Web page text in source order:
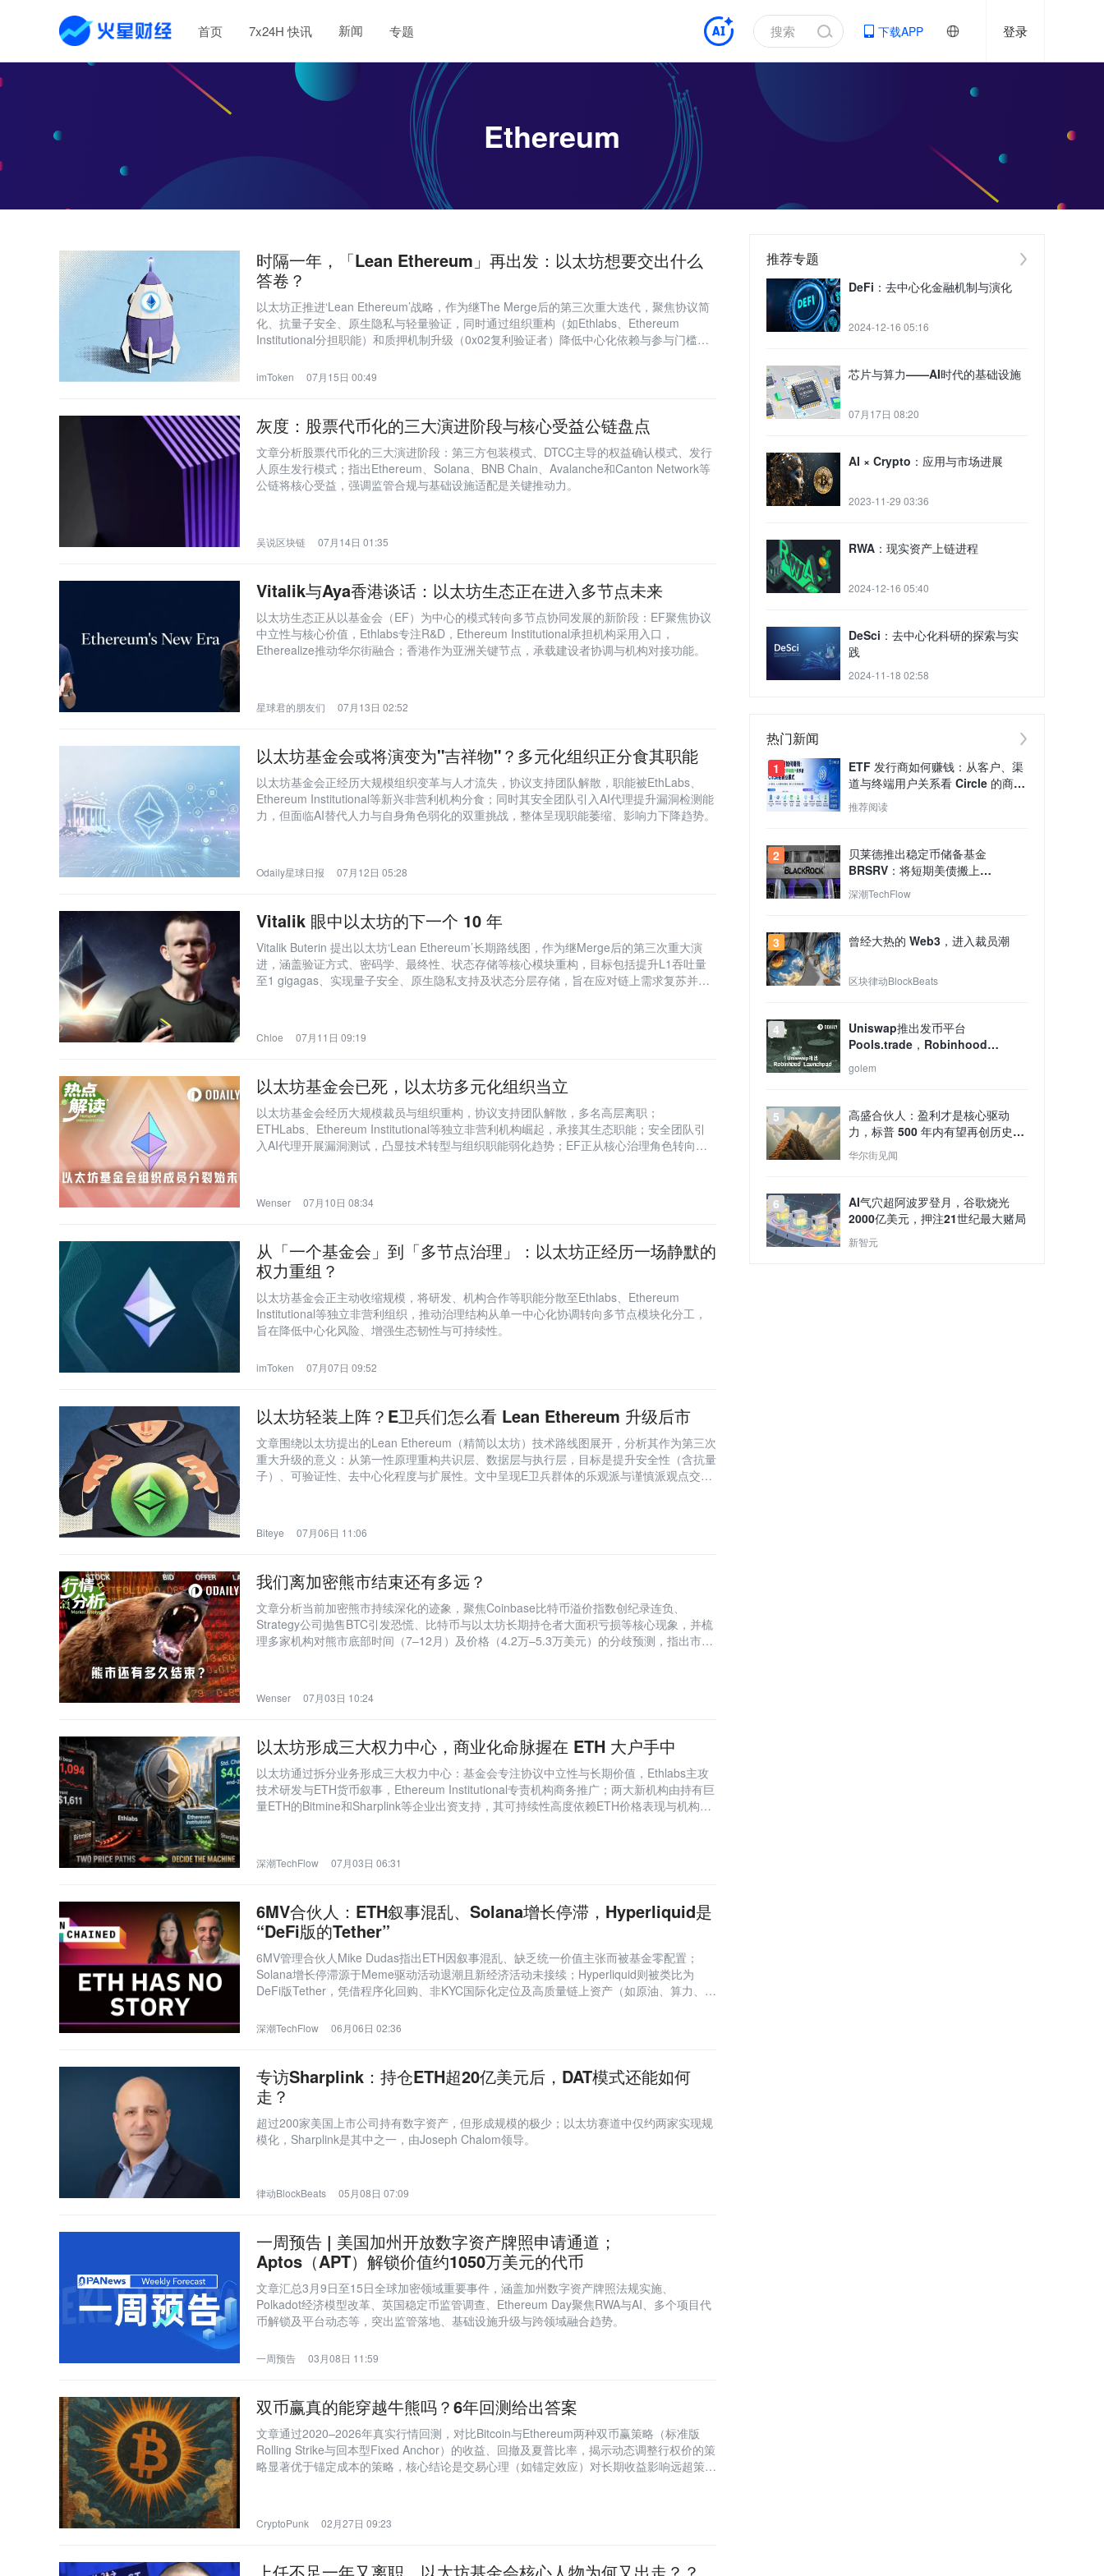
首页 7x24H 快讯 新闻 专题 下载APP 登录
Ethereum
时隔一年，「Lean Ethereum」再出发：以太坊想要交出什么
答卷？
以太坊正推进‘Lean Ethereum’战略，作为继The Merge后的第三次重大迭代，聚焦协议简
化、抗量子安全、原生隐私与轻量验证，同时通过组织重构（如Ethlabs、Ethereum
Institutional分担职能）和质押机制升级（0x02复利验证者）降低中心化依赖与参与门槛，
imToken 07月15日 00:49
灰度：股票代币化的三大演进阶段与核心受益公链盘点
文章分析股票代币化的三大演进阶段：第三方包装模式、DTCC主导的权益确认模式、发行
人原生发行模式；指出Ethereum、Solana、BNB Chain、Avalanche和Canton Network等
公链将核心受益，强调监管合规与基础设施适配是关键推动力。
吴说区块链 07月14日 01:35
Vitalik与Aya香港谈话：以太坊生态正在进入多节点未来
以太坊生态正从以基金会（EF）为中心的模式转向多节点协同发展的新阶段：EF聚焦协议
中立性与核心价值，Ethlabs专注R&D，Ethereum Institutional承担机构采用入口，
Etherealize推动华尔街融合；香港作为亚洲关键节点，承载建设者协调与机构对接功能。
星球君的朋友们 07月13日 02:52
以太坊基金会或将演变为"吉祥物"？多元化组织正分食其职能
以太坊基金会正经历大规模组织变革与人才流失，协议支持团队解散，职能被EthLabs、
Ethereum Institutional等新兴非营利机构分食；同时其安全团队引入AI代理提升漏洞检测能
力，但面临AI替代人力与自身角色弱化的双重挑战，整体呈现职能萎缩、影响力下降趋势。
Odaily星球日报 07月12日 05:28
Vitalik 眼中以太坊的下一个 10 年
Vitalik Buterin 提出以太坊‘Lean Ethereum’长期路线图，作为继Merge后的第三次重大演
进，涵盖验证方式、密码学、最终性、状态存储等核心模块重构，目标包括提升L1吞吐量
至1 gigagas、实现量子安全、原生隐私支持及状态分层存储，旨在应对链上需求复苏并重
Chloe 07月11日 09:19
以太坊基金会已死，以太坊多元化组织当立
以太坊基金会经历大规模裁员与组织重构，协议支持团队解散，多名高层离职；
ETHLabs、Ethereum Institutional等独立非营利机构崛起，承接其生态职能；安全团队引
入AI代理开展漏洞测试，凸显技术转型与组织职能弱化趋势；EF正从核心治理角色转向象
Wenser 07月10日 08:34
从「一个基金会」到「多节点治理」：以太坊正经历一场静默的
权力重组？
以太坊基金会正主动收缩规模，将研发、机构合作等职能分散至Ethlabs、Ethereum
Institutional等独立非营利组织，推动治理结构从单一中心化协调转向多节点模块化分工，
旨在降低中心化风险、增强生态韧性与可持续性。
imToken 07月07日 09:52
以太坊轻装上阵？E卫兵们怎么看 Lean Ethereum 升级后市
文章围绕以太坊提出的Lean Ethereum（精简以太坊）技术路线图展开，分析其作为第三次
重大升级的意义：从第一性原理重构共识层、数据层与执行层，目标是提升安全性（含抗量
子）、可验证性、去中心化程度与扩展性。文中呈现E卫兵群体的乐观派与谨慎派观点交锋
Biteye 07月06日 11:06
我们离加密熊市结束还有多远？
文章分析当前加密熊市持续深化的迹象，聚焦Coinbase比特币溢价指数创纪录连负、
Strategy公司抛售BTC引发恐慌、比特币与以太坊长期持仓者大面积亏损等核心现象，并梳
理多家机构对熊市底部时间（7–12月）及价格（4.2万–5.3万美元）的分歧预测，指出市场
Wenser 07月03日 10:24
以太坊形成三大权力中心，商业化命脉握在 ETH 大户手中
以太坊通过拆分业务形成三大权力中心：基金会专注协议中立性与长期价值，Ethlabs主攻
技术研发与ETH货币叙事，Ethereum Institutional专责机构商务推广；两大新机构由持有巨
量ETH的Bitmine和Sharplink等企业出资支持，其可持续性高度依赖ETH价格表现与机构资
深潮TechFlow 07月03日 06:31
6MV合伙人：ETH叙事混乱、Solana增长停滞，Hyperliquid是
“DeFi版的Tether”
6MV管理合伙人Mike Dudas指出ETH因叙事混乱、缺乏统一价值主张而被基金零配置；
Solana增长停滞源于Meme驱动活动退潮且新经济活动未接续；Hyperliquid则被类比为
DeFi版Tether，凭借程序化回购、非KYC国际化定位及高质量链上资产（如原油、算力、
深潮TechFlow 06月06日 02:36
专访Sharplink：持仓ETH超20亿美元后，DAT模式还能如何
走？
超过200家美国上市公司持有数字资产，但形成规模的极少；以太坊赛道中仅约两家实现规
模化，Sharplink是其中之一，由Joseph Chalom领导。
律动BlockBeats 05月08日 07:09
一周预告 | 美国加州开放数字资产牌照申请通道；
Aptos（APT）解锁价值约1050万美元的代币
文章汇总3月9日至15日全球加密领域重要事件，涵盖加州数字资产牌照法规实施、
Polkadot经济模型改革、英国稳定币监管调查、Ethereum Day聚焦RWA与AI、多个项目代
币解锁及平台动态等，突出监管落地、基础设施升级与跨领域融合趋势。
一周预告 03月08日 11:59
双币赢真的能穿越牛熊吗？6年回测给出答案
文章通过2020–2026年真实行情回测，对比Bitcoin与Ethereum两种双币赢策略（标准版
Rolling Strike与回本型Fixed Anchor）的收益、回撤及夏普比率，揭示动态调整行权价的策
略显著优于锚定成本的策略，核心结论是交易心理（如锚定效应）对长期收益影响远超策略
CryptoPunk 02月27日 09:23
推荐专题
DeFi：去中心化金融机制与演化
2024-12-16 05:16
芯片与算力——AI时代的基础设施
07月17日 08:20
AI × Crypto：应用与市场进展
2023-11-29 03:36
RWA：现实资产上链进程
2024-12-16 05:40
DeSci：去中心化科研的探索与实
践
2024-11-18 02:58
热门新闻
1
ETF 发行商如何赚钱：从客户、渠
道与终端用户关系看 Circle 的商业
模式
推荐阅读
2
贝莱德推出稳定币储备基金
BRSRV：将短期美债搬上
Solana、Ethereum与Tempo
深潮TechFlow
3 曾经大热的 Web3，进入裁员潮
区块律动BlockBeats
4
Uniswap推出发币平台
Pools.trade，Robinhood
Launchpad生态重新洗牌？
golem
5
高盛合伙人：盈利才是核心驱动
力，标普 500 年内有望再创历史新
高
华尔街见闻
6
AI气穴超阿波罗登月，谷歌烧光
2000亿美元，押注21世纪最大赌局
新智元